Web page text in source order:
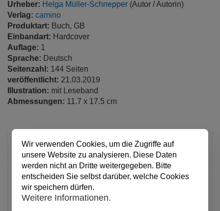
Urheber: Helga Müller-Schnepper (Autor / Autorin)
Verlag: camino
Produktart: Buch, GB
Einbandart: Hardcover
Auflage: 1
Sprache: Deutsch
Seitenzahl: 144 Seiten
veröffentlicht: 21.03.2019
Illustration: mit Leseband
Abmessungen: 11.7 x 17.5 cm
pro Stück
Anzahl
In den Warenkorb
Wir verwenden Cookies, um die Zugriffe auf
unsere Website zu analysieren. Diese Daten
werden nicht an Dritte weitergegeben. Bitte
entscheiden Sie selbst darüber, welche Cookies
wir speichern dürfen.
Weitere Informationen.